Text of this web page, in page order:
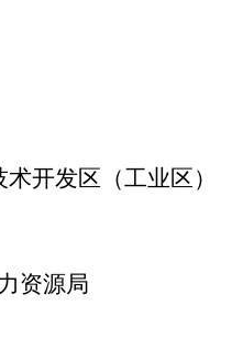
开发区（工业区）
资源局